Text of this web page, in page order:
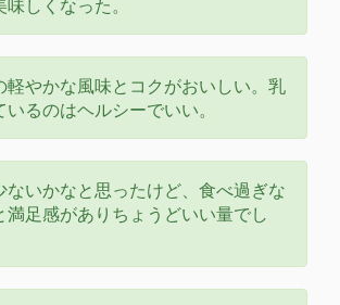
しくなった。
軽やかな風味とコクがおいしい。乳
るのはヘルシーでいい。
ないかなと思ったけど、食べ過ぎな
満足感がありちょうどいい量でし